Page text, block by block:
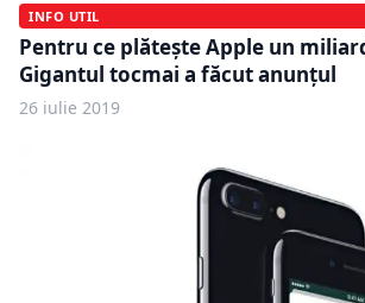
INFO UTIL
Pentru ce plătește Apple un
Gigantul tocmai a făcut anunțul
26 iulie 2019